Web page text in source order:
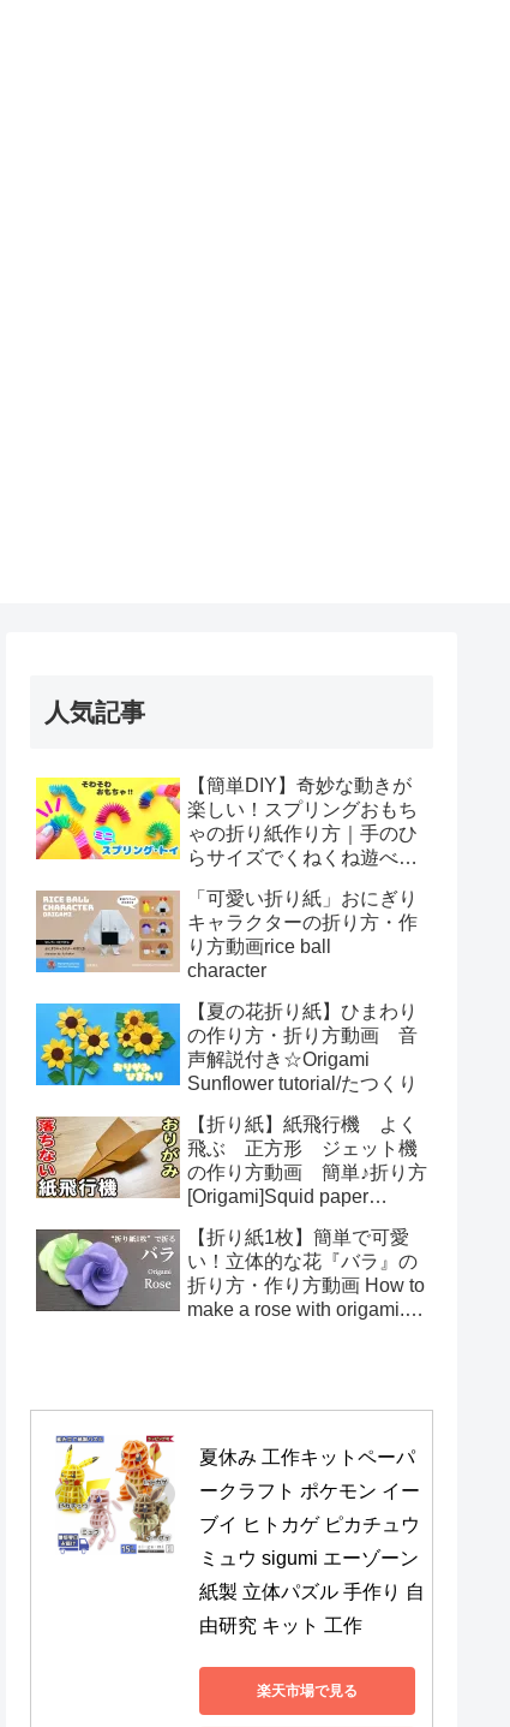
人気記事
【簡単DIY】奇妙な動きが
楽しい！スプリングおもち
ゃの折り紙作り方｜手のひ
らサイズでくねくね遊べ
toys Origami
「可愛い折り紙」おにぎり
キャラクターの折り方・作
り方動画rice ball
character
【夏の花折り紙】ひまわり
の作り方・折り方動画 音
声解説付き☆Origami
Sunflower tutorial/たつくり
【折り紙】紙飛行機 よく
飛ぶ 正方形 ジェット機
の作り方動画 簡単♪折り方
[Origami]Squid paper
【折り紙1枚】簡単で可愛
い！立体的な花『バラ』の
折り方・作り方動画 How to
make a rose with origami.It's
夏休み 工作キットペーパ
ークラフト ポケモン イー
ブイ ヒトカゲ ピカチュウ
ミュウ sigumi エーゾーン
紙製 立体パズル 手作り 自
由研究 キット 工作
楽天市場で見る